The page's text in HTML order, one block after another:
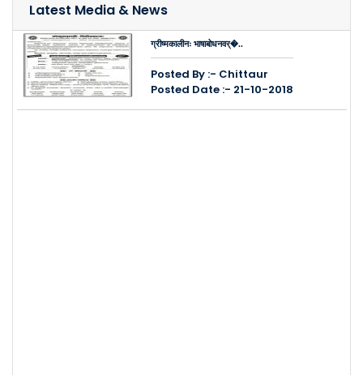
Latest Media & News
ग्रीष्मकालीनः भाषाबोधनवर्�..
Posted By :- Chittaur
Posted Date :- 21-10-2018